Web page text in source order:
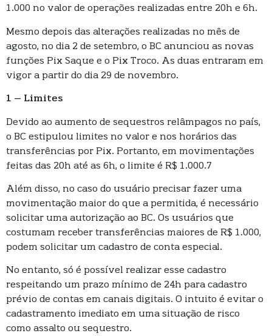
1.000 no valor de operações realizadas entre 20h e 6h.
Mesmo depois das alterações realizadas no mês de
agosto, no dia 2 de setembro, o BC anunciou as novas
funções Pix Saque e o Pix Troco. As duas entraram em
vigor a partir do dia 29 de novembro.
1 – Limites
Devido ao aumento de sequestros relâmpagos no país,
o BC estipulou limites no valor e nos horários das
transferências por Pix. Portanto, em movimentações
feitas das 20h até as 6h, o limite é R$ 1.000.7
Além disso, no caso do usuário precisar fazer uma
movimentação maior do que a permitida, é necessário
solicitar uma autorização ao BC. Os usuários que
costumam receber transferências maiores de R$ 1.000,
podem solicitar um cadastro de conta especial.
No entanto, só é possível realizar esse cadastro
respeitando um prazo mínimo de 24h para cadastro
prévio de contas em canais digitais. O intuito é evitar o
cadastramento imediato em uma situação de risco
como assalto ou sequestro.